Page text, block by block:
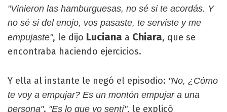
"Vinieron las hamburguesas, no sé si te acordás. Y
no sé si del enojo, vos pasaste, te serviste y me
empujaste", le dijo Luciana a Chiara, que se
encontraba haciendo ejercicios.
Y ella al instante le negó el episodio: "No, ¿Cómo
te voy a empujar? Es un montón empujar a una
persona". "Es lo que yo sentí", le explicó